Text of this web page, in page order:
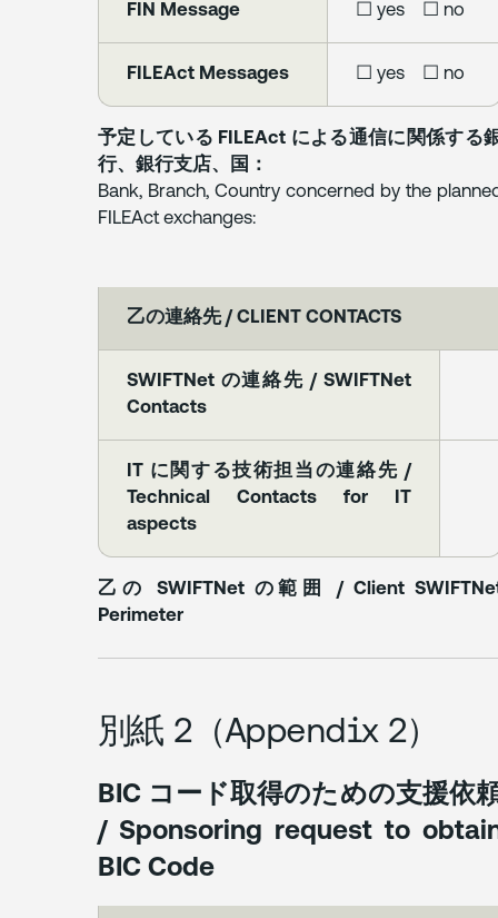
FIN Message ☐ yes ☐ no
FILEAct Messages ☐ yes ☐ no
予定している FILEAct による通信に関係する
行、銀行支店、国：
Bank, Branch, Country concerned by the
FILEAct exchanges:
乙の連絡先 / CLIENT CONTACTS
SWIFTNet の連絡先 / SWIFTNet
Contacts
IT に関する技術担当の連絡先 /
Technical Contacts for IT
aspects
乙の SWIFTNet の範囲 / Client
Perimeter
別紙 2（Appendix 2）
BIC コード取得のための支援依
/ Sponsoring request to
BIC Code